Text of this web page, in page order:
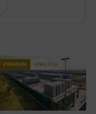
PREMIUM ANALÝZA